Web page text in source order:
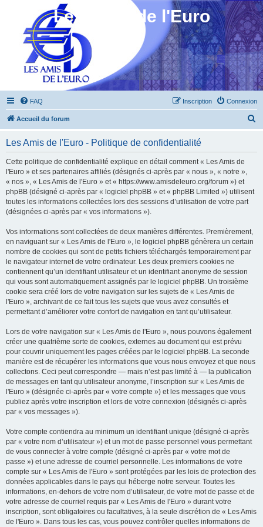
Les Amis de l'Euro
FAQ Connexion
Inscription
Accueil du forum
Les Amis de l'Euro - Politique de confidentialité
Cette politique de confidentialité explique en détail comment « Les Amis de
l'Euro » et ses partenaires affiliés (désignés ci-après par « nous », « notre »,
« nos », « Les Amis de l'Euro » et « https://www.amisdeleuro.org/forum ») et
phpBB (désigné ci-après par « logiciel phpBB » et « phpBB Limited ») utilisent
toutes les informations collectées lors des sessions d’utilisation de votre part
(désignées ci-après par « vos informations »).
Vos informations sont collectées de deux manières différentes. Premièrement,
en naviguant sur « Les Amis de l'Euro », le logiciel phpBB génèrera un certain
nombre de cookies qui sont de petits fichiers téléchargés temporairement par
le navigateur internet de votre ordinateur. Les deux premiers cookies ne
contiennent qu’un identifiant utilisateur et un identifiant anonyme de session
qui vous sont automatiquement assignés par le logiciel phpBB. Un troisième
cookie sera créé lors de votre navigation sur les sujets de « Les Amis de
l'Euro », archivant de ce fait tous les sujets que vous avez consultés et
permettant d’améliorer votre confort de navigation en tant qu’utilisateur.
Lors de votre navigation sur « Les Amis de l'Euro », nous pouvons également
créer une quatrième sorte de cookies, externes au document qui est prévu
pour couvrir uniquement les pages créées par le logiciel phpBB. La seconde
manière est de récupérer les informations que vous nous envoyez et que nous
collectons. Ceci peut correspondre — mais n’est pas limité à — la publication
de messages en tant qu’utilisateur anonyme, l’inscription sur « Les Amis de
l'Euro » (désignée ci-après par « votre compte ») et les messages que vous
publiez après votre inscription et lors de votre connexion (désignés ci-après
par « vos messages »).
Votre compte contiendra au minimum un identifiant unique (désigné ci-après
par « votre nom d’utilisateur ») et un mot de passe personnel vous permettant
de vous connecter à votre compte (désigné ci-après par « votre mot de
passe ») et une adresse de courriel personnelle. Les informations de votre
compte sur « Les Amis de l'Euro » sont protégées par les lois de protection des
données applicables dans le pays qui héberge notre serveur. Toutes les
informations, en-dehors de votre nom d’utilisateur, de votre mot de passe et de
votre adresse de courriel requis par « Les Amis de l'Euro » durant votre
inscription, sont obligatoires ou facultatives, à la seule discrétion de « Les Amis
de l'Euro ». Dans tous les cas, vous pouvez contrôler quelles informations de